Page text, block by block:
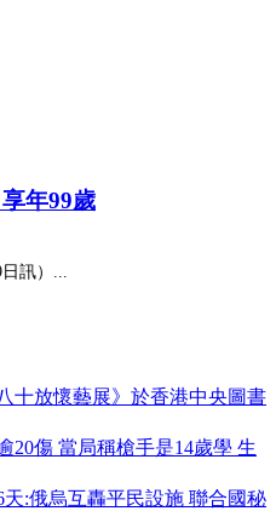
年99歲
日訊）...
十放懷藝展》於香港中央圖書
20傷 當局稱槍手是14歲學 生
:俄烏互轟平民設施 聯合國秘